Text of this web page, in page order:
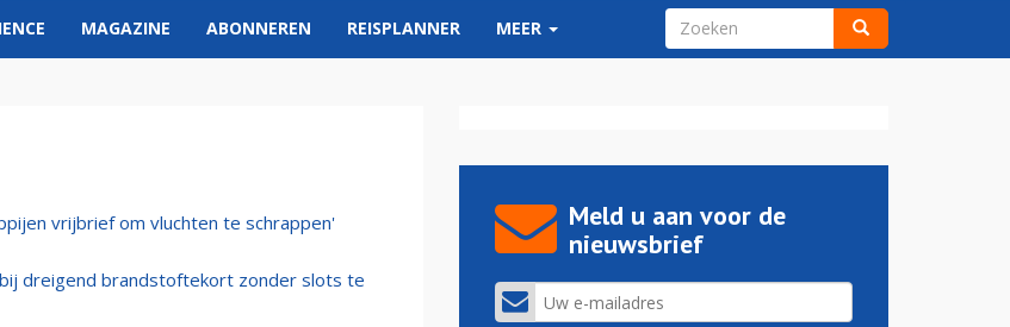
MAGAZINE ABONNEREN REISPLANNER MEER ZOEKVELD
vrijbrief om vluchten te schrappen'
dreigend brandstoftekort zonder slots te
Meld u aan voor de
nieuwsbrief